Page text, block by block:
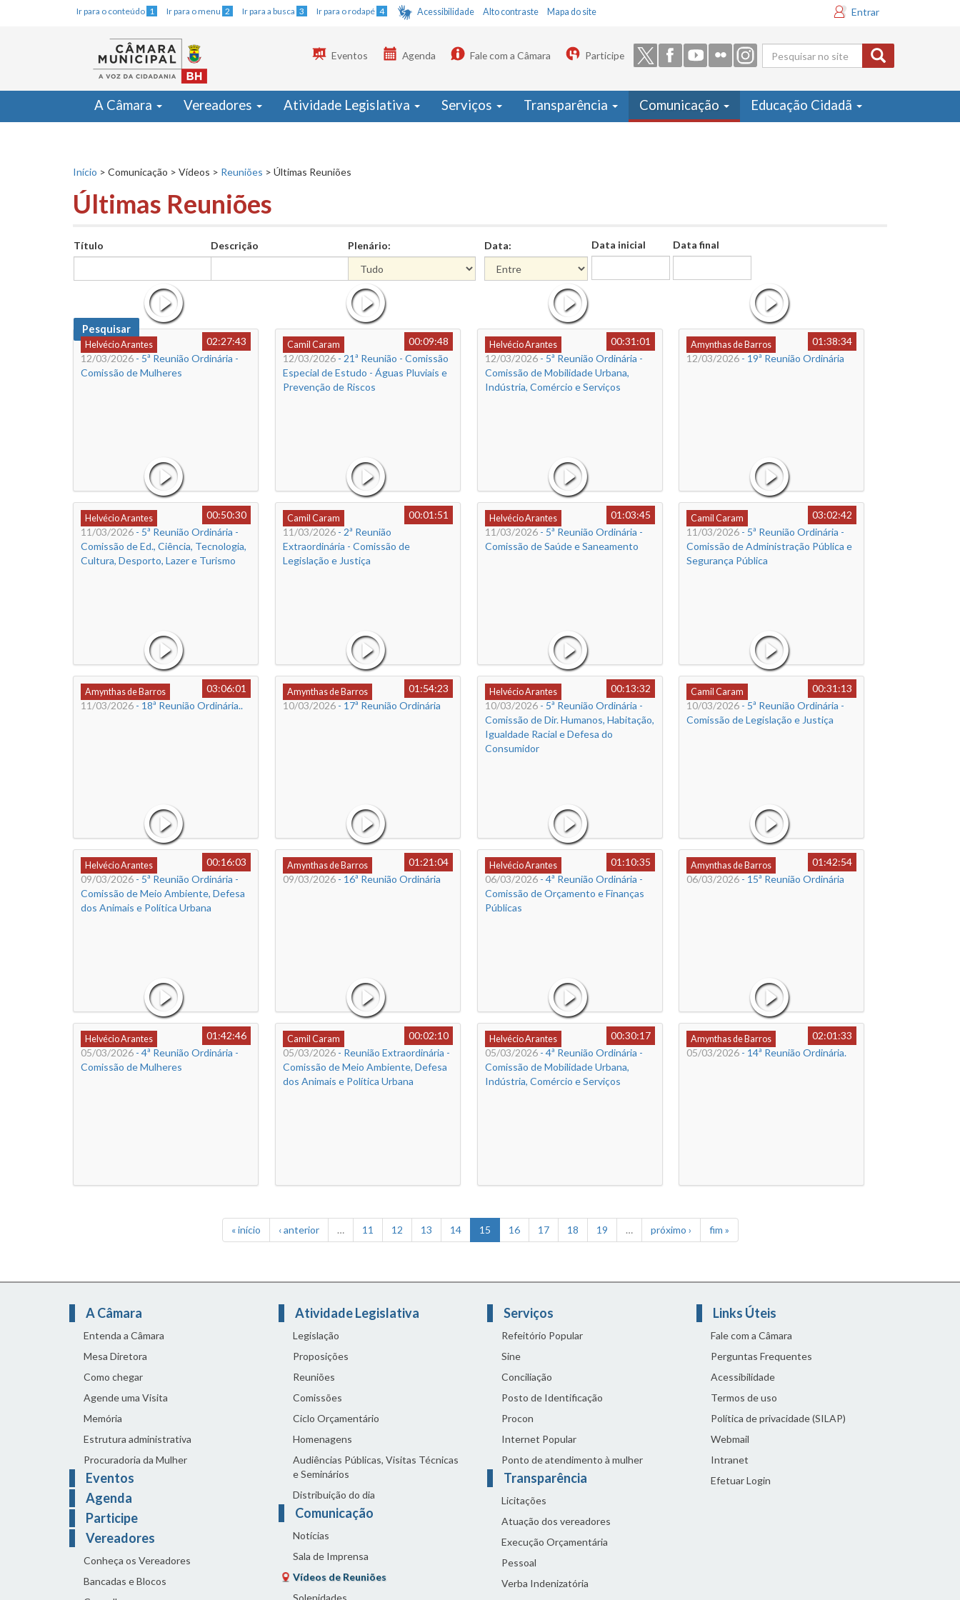
Ir para o conteúdo 1 Ir para o menu 2 Ir para a busca 3 Ir para o rodapé 4 Acessibilidade Alto contraste Mapa do site Entrar
Formulário
de busca
Eventos Agenda Fale com a Câmara Participe
A Câmara Vereadores Atividade Legislativa Serviços Transparência Comunicação Educação Cidadã
Início > Comunicação > Vídeos > Reuniões > Últimas Reuniões
Últimas Reuniões
Título Descrição Plenário: Data: Data inicial Data final
Pesquisar
Helvécio Arantes
02:27:43
12/03/2026 - 5ª Reunião Ordinária -
Comissão de Mulheres
Camil Caram
00:09:48
12/03/2026- 21ª Reunião - Comissão
Especial de Estudo - Águas Pluviais e
Prevenção de Riscos
Helvécio Arantes
00:31:01
12/03/2026- 5ª Reunião Ordinária -
Comissão de Mobilidade Urbana,
Indústria, Comércio e Serviços
Amynthas de Barros
01:38:34
12/03/2026 - 19ª Reunião Ordinária
Helvécio Arantes
00:50:30
11/03/2026 - 5ª Reunião Ordinária -
Comissão de Ed., Ciência, Tecnologia,
Cultura, Desporto, Lazer e Turismo
Camil Caram
00:01:51
11/03/2026- 2ª Reunião
Extraordinária - Comissão de
Legislação e Justiça
Helvécio Arantes
01:03:45
11/03/2026- 5ª Reunião Ordinária -
Comissão de Saúde e Saneamento
Camil Caram
03:02:42
11/03/2026 - 5ª Reunião Ordinária -
Comissão de Administração Pública e
Segurança Pública
Amynthas de Barros
03:06:01
11/03/2026 - 18ª Reunião Ordinária..
Amynthas de Barros
01:54:23
10/03/2026- 17ª Reunião Ordinária
Helvécio Arantes
00:13:32
10/03/2026- 5ª Reunião Ordinária -
Comissão de Dir. Humanos, Habitação,
Igualdade Racial e Defesa do
Consumidor
Camil Caram
00:31:13
10/03/2026 - 5ª Reunião Ordinária -
Comissão de Legislação e Justiça
Helvécio Arantes
00:16:03
09/03/2026 - 5ª Reunião Ordinária -
Comissão de Meio Ambiente, Defesa
dos Animais e Política Urbana
Amynthas de Barros
01:21:04
09/03/2026- 16ª Reunião Ordinária
Helvécio Arantes
01:10:35
06/03/2026- 4ª Reunião Ordinária -
Comissão de Orçamento e Finanças
Públicas
Amynthas de Barros
01:42:54
06/03/2026 - 15ª Reunião Ordinária
Helvécio Arantes
01:42:46
05/03/2026 - 4ª Reunião Ordinária -
Comissão de Mulheres
Camil Caram
00:02:10
05/03/2026- Reunião Extraordinária -
Comissão de Meio Ambiente, Defesa
dos Animais e Política Urbana
Helvécio Arantes
00:30:17
05/03/2026- 4ª Reunião Ordinária -
Comissão de Mobilidade Urbana,
Indústria, Comércio e Serviços
Amynthas de Barros
02:01:33
05/03/2026 - 14ª Reunião Ordinária.
« início ‹ anterior … 11 12 13 14 15 16 17 18 19 … próximo › fim »
A Câmara
Entenda a Câmara
Mesa Diretora
Como chegar
Agende uma Visita
Memória
Estrutura administrativa
Procuradoria da Mulher
Eventos
Agenda
Participe
Vereadores
Conheça os Vereadores
Bancadas e Blocos
Atividade Legislativa
Legislação
Proposições
Reuniões
Comissões
Ciclo Orçamentário
Homenagens
Audiências Públicas, Visitas Técnicas
e Seminários
Distribuição do dia
Comunicação
Notícias
Sala de Imprensa
Vídeos de Reuniões
Solenidades
Serviços
Refeitório Popular
Sine
Conciliação
Posto de Identificação
Procon
Internet Popular
Ponto de atendimento à mulher
Transparência
Licitações
Atuação dos vereadores
Execução Orçamentária
Pessoal
Verba Indenizatória
Links Úteis
Fale com a Câmara
Perguntas Frequentes
Acessibilidade
Termos de uso
Política de privacidade (SILAP)
Webmail
Intranet
Efetuar Login